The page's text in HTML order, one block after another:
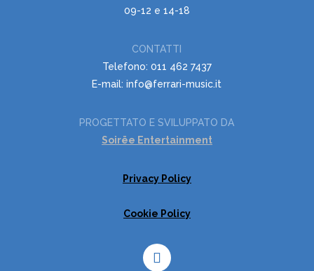
09-12 e 14-18
CONTATTI
Telefono: 011 462 7437
E-mail: info@ferrari-music.it
PROGETTATO E SVILUPPATO DA
Soirëe Entertainment
Privacy Policy
Cookie Policy